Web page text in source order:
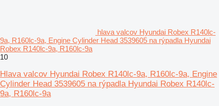
hlava valcov Hyundai Robex R140lc-
9a, R160lc-9a, Engine Cylinder Head 3539605 na rýpadla Hyundai
Robex R140lc-9a, R160lc-9a
10
Hlava valcov Hyundai Robex R140lc-9a, R160lc-9a, Engine
Cylinder Head 3539605 na rýpadla Hyundai Robex R140lc-
9a, R160lc-9a